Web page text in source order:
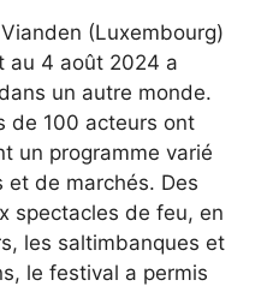
(Luxembourg)
au 4 août 2024 a
un autre monde.
de 100 acteurs ont
un programme varié
et de marchés. Des
spectacles de feu, en
les saltimbanques et
le festival a permis